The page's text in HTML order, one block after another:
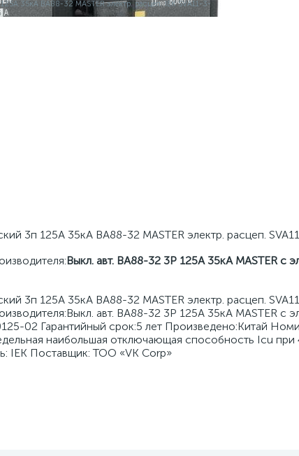
3п 125А 35кА ВА88-32 MASTER электр. расцеп.
Выкл. авт. ВА88-32 3Р 125А 35кА MASTER с
3п 125А 35кА ВА88-32 MASTER электр. расцеп.
авт. ВА88-32 3Р 125А 35кА MASTER с
02 Гарантийный срок:5 лет Произведено:Китай
наибольшая отключающая способность Icu при
IEK Поставщик: ТОО «VK Corp»